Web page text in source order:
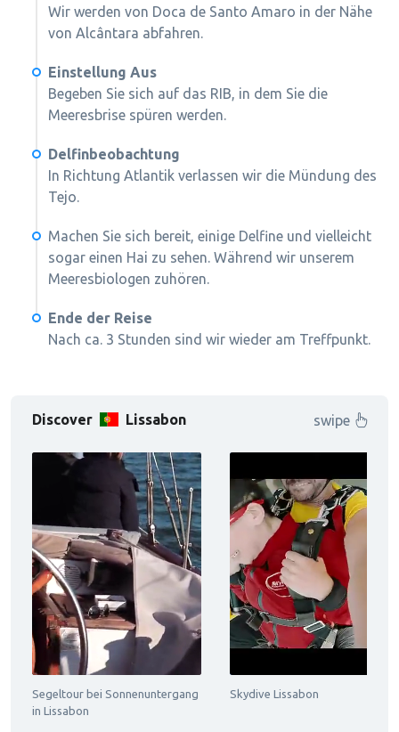
Wir werden von Doca de Santo Amaro in der Nähe
von Alcântara abfahren.
Einstellung Aus
Begeben Sie sich auf das RIB, in dem Sie die
Meeresbrise spüren werden.
Delfinbeobachtung
In Richtung Atlantik verlassen wir die Mündung des
Tejo.
Machen Sie sich bereit, einige Delfine und vielleicht
sogar einen Hai zu sehen. Während wir unserem
Meeresbiologen zuhören.
Ende der Reise
Nach ca. 3 Stunden sind wir wieder am Treffpunkt.
Discover Lissabon swipe
Segeltour bei Sonnenuntergang
in Lissabon
Skydive Lissabon